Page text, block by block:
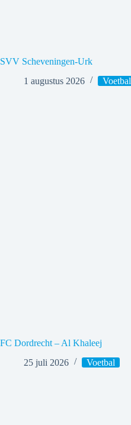
SVV Scheveningen-Urk
1 augustus 2026
Voetbal
FC Dordrecht – Al Khaleej
25 juli 2026
Voetbal